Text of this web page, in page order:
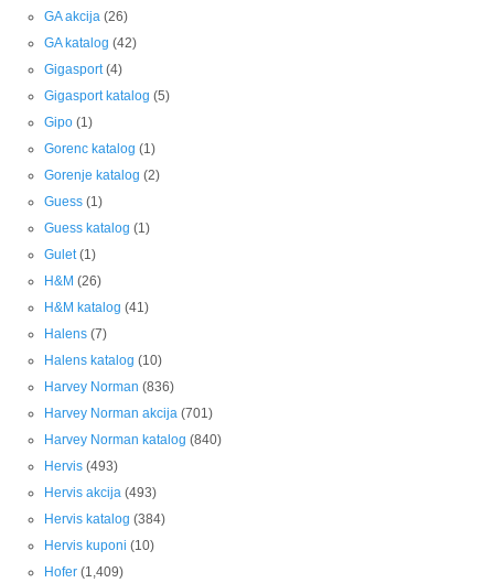
GA akcija (26)
GA katalog (42)
Gigasport(4)
Gigasport katalog (5)
Gipo (1)
Gorenc katalog (1)
Gorenje katalog (2)
Guess (1)
Guess katalog (1)
Gulet(1)
H&M (26)
H&M katalog (41)
Halens (7)
Halens katalog (10)
Harvey Norman (836)
Harvey Norman akcija (701)
Harvey Norman katalog (840)
Hervis (493)
Hervis akcija (493)
Hervis katalog (384)
Hervis kuponi (10)
Hofer (1,409)